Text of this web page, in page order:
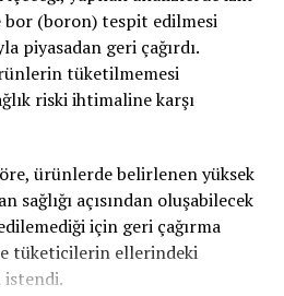
daha karmaşık hale
uzun vadeli alt
zorluklaryaratabilirdi.
hukukunda köklü
günümüz ihtiyaçlarına uygun
vurgulandı.
#KiracıHakları
#İsviçre #isvicre
bor (boron) tespit edilmesi
piyasadan geri çağırdı.
tüketilmemesi
riski ihtimaline karşı
ürünlerde belirlenen yüksek
sağlığı açısından oluşabilecek
için geri çağırma
tüketicilerin ellerindeki